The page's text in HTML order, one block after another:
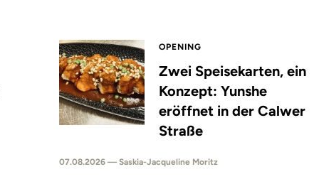
OPENING
Zwei Speisekarten, ein
Konzept: Yunshe
eröffnet in der Calwer
Straße
07.08.2026 — Saskia-Jacqueline Moritz